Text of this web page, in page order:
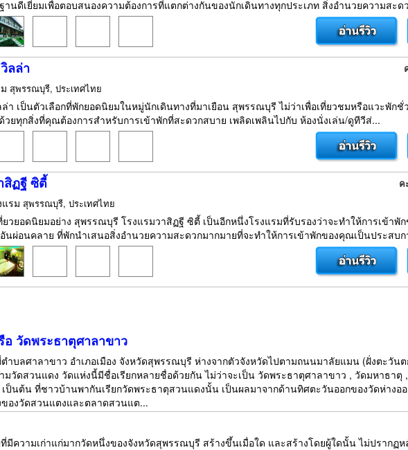
านดีเยี่ยมเพื่อตอบสนองความต้องการที่แตกต่างกันของนักเดินทางทุกประเภท สิ่งอำนวยความสะด
ลล่า
สุพรรณบุรี, ประเทศไทย
า เป็นตัวเลือกที่พักยอดนิยมในหมู่นักเดินทางที่มาเยือน สุพรรณบุรี ไม่ว่าเพื่อเที่ยวชมหรือแวะพักชั่
วยทุกสิ่งที่คุณต้องการสำหรับการเข้าพักที่สะดวกสบาย เพลิดเพลินไปกับ ห้องนั่งเล่น/ดูทีวีส่...
สิฏฐี ซิตี้ ค
แรม สุพรรณบุรี, ประเทศไทย
ยวยอดนิยมอย่าง สุพรรณบุรี โรงแรมวาสิฏฐี ซิตี้ เป็นอีกหนึ่งโรงแรมที่รับรองว่าจะทำให้การเข้าพั
นผ่อนคลาย ที่พักนำเสนอสิ่งอำนวยความสะดวกมากมายที่จะทำให้การเข้าพักของคุณเป็นประสบ
วัดพระธาตุศาลาขาว
ำบลศาลาขาว อำเภอเมือง จังหวัดสุพรรณบุรี ห่างจากตัวจังหวัดไปตามถนนมาลัยแมน (ฝั่งตะวัน
วัดสวนแดง วัดแห่งนี้มีชื่อเรียกหลายชื่อด้วยกัน ไม่ว่าจะเป็น วัดพระธาตุศาลาขาว , วัดมหาธาตุ
 เป็นต้น ที่ชาวบ้านพากันเรียกวัดพระธาตุสวนแดงนั้น เป็นผลมาจากด้านทิศตะวันออกของวัดห่างอ
ของวัดสวนแตงและตลาดสวนแต...
มีความเก่าแก่มากวัดหนึ่งของจังหวัดสุพรรณบุรี สร้างขึ้นเมื่อใด และสร้างโดยผู้ใดนั้น ไม่ปรากฏ